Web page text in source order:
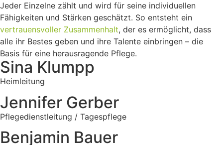
Jeder Einzelne zählt und wird für seine individuellen
Fähigkeiten und Stärken geschätzt. So entsteht ein
vertrauensvoller Zusammenhalt, der es ermöglicht, dass
alle ihr Bestes geben und ihre Talente einbringen – die
Basis für eine herausragende Pflege.
Sina Klumpp
Heimleitung
Jennifer Gerber
Pflegedienstleitung / Tagespflege
Benjamin Bauer